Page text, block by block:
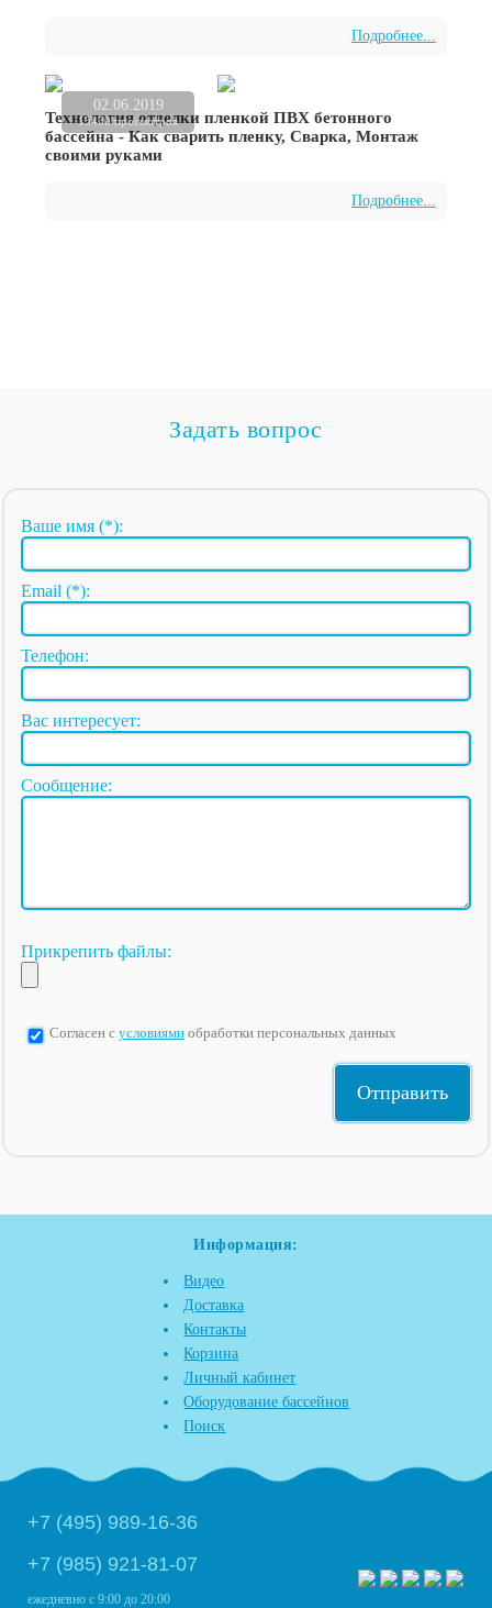
Подробнее...
02.06.2019
13430 просмотров
Технология отделки пленкой ПВХ бетонного
бассейна - Как сварить пленку, Сварка, Монтаж
своими руками
Подробнее...
Задать вопрос
Ваше имя (*):
Email (*):
Телефон:
Вас интересует:
Сообщение:
Прикрепить файлы:
Согласен с условиями обработки персональных данных
Информация:
Видео
Доставка
Контакты
Корзина
Личный кабинет
Оборудование бассейнов
Поиск
+7 (495) 989-16-36
+7 (985) 921-81-07
ежедневно с 9:00 до 20:00